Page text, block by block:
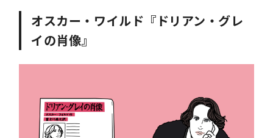
オスカー・ワイルド『ドリアン・グレ
イの肖像』